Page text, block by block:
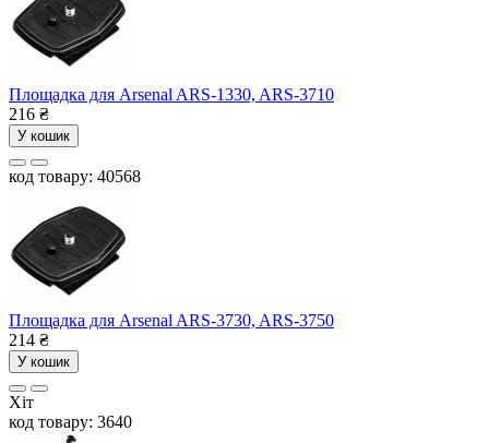
Площадка для Arsenal ARS-1330, ARS-3710
216 ₴
У кошик
код товару: 40568
Площадка для Arsenal ARS-3730, ARS-3750
214 ₴
У кошик
Хіт
код товару: 3640